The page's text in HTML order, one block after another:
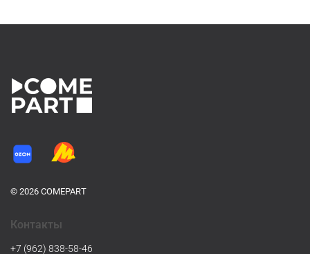
© 2026 COMEPART
Контакты
+7 (962) 838-58-46